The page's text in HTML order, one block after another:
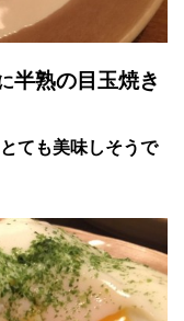
半熟の目玉焼き
ても美味しそうで